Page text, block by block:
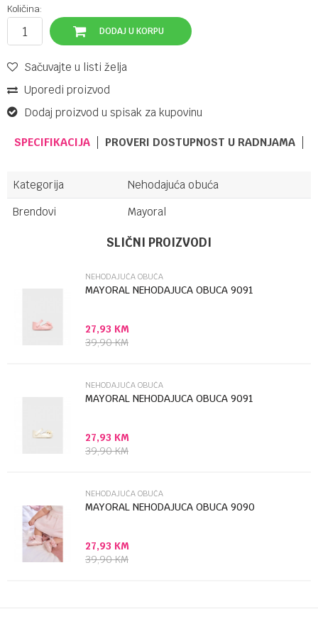
Količina:
DODAJ U KORPU
Sačuvajte u listi želja
Uporedi proizvod
Dodaj proizvod u spisak za kupovinu
SPECIFIKACIJA PROVERI DOSTUPNOST U RADNJAMA
Kategorija
Nehodajuća obuća
Brendovi
Mayoral
Poruka
Anti-spam zaštita - izračunajte koliko je 4 + 1 :
SLIČNI PROIZVODI
NEHODAJUĆA OBUĆA
MAYORAL NEHODAJUCA OBUCA 9091
27,93 KM
39,90KM
NEHODAJUĆA OBUĆA
MAYORAL NEHODAJUCA OBUCA 9091
27,93 KM
39,90KM
NEHODAJUĆA OBUĆA
MAYORAL NEHODAJUCA OBUCA 9090
27,93 KM
39,90KM